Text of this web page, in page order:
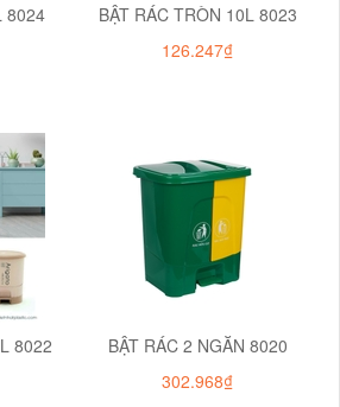
8024
BẬT RÁC TRÒN 10L 8023
126.247₫
8022
BẬT RÁC 2 NGĂN 8020
302.968₫